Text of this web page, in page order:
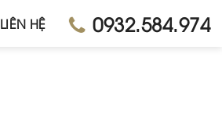
LIÊN HỆ 0932.584.974